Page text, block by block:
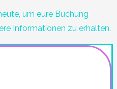
um eure Buchung
Informationen zu erhalten.